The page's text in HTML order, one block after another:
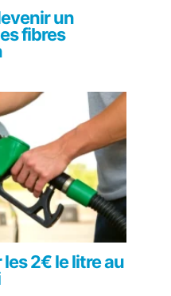
un
fibres
les 2€ le litre au